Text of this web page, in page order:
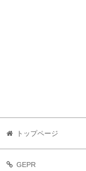
トップページ
GEPR